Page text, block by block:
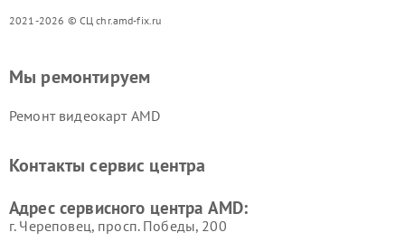
2021-2026 © СЦ chr.amd-fix.ru
Мы ремонтируем
Ремонт видеокарт AMD
Контакты сервис центра
Адрес сервисного центра AMD:
г. Череповец, просп. Победы, 200